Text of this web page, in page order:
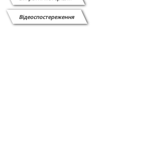
Відеоспостереження